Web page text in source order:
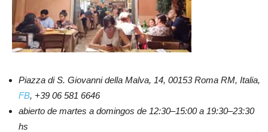
Piazza di S. Giovanni della Malva, 14, 00153 Roma RM, Italia,
FB, +39 06 581 6646
abierto de martes a domingos de 12:30–15:00 a 19:30–23:30
hs